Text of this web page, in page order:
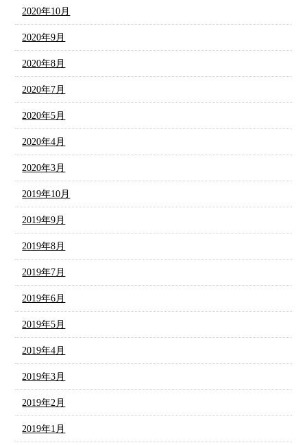
2020年10月
2020年9月
2020年8月
2020年7月
2020年5月
2020年4月
2020年3月
2019年10月
2019年9月
2019年8月
2019年7月
2019年6月
2019年5月
2019年4月
2019年3月
2019年2月
2019年1月